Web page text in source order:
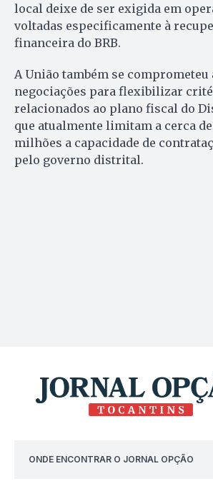
local deixe de ser exigida em
voltadas especificamente à
financeira do BRB.
A União também se
negociações para flexibilizar
relacionados ao plano fiscal do
que atualmente limitam a cerca
milhões a capacidade de
pelo governo distrital.
ONDE ENCONTRAR O JORNAL OPÇÃO